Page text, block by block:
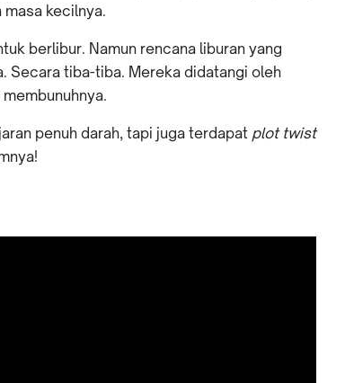
kecilnya.
berlibur. Namun rencana liburan yang
Secara tiba-tiba. Mereka didatangi oleh
penuh darah, tapi juga terdapat plot twist